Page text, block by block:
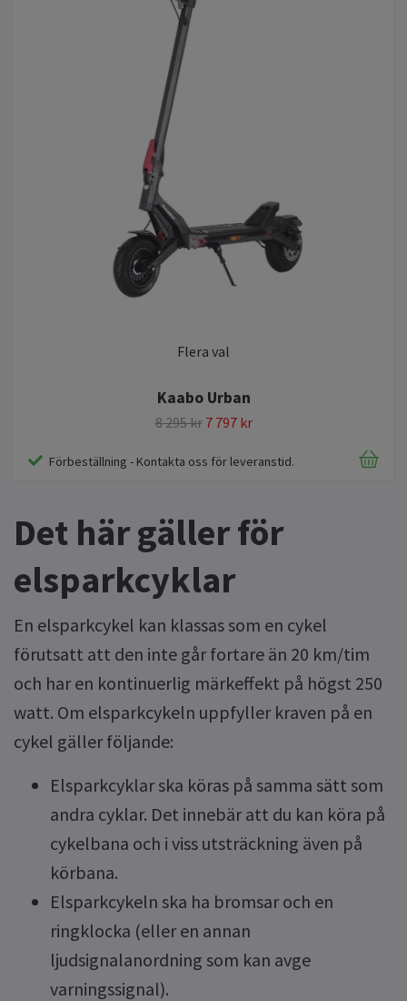
Flera val
Kaabo Urban
8 295 kr 7 797 kr
Förbeställning - Kontakta oss för leveranstid.
Det här gäller för
elsparkcyklar
En elsparkcykel kan klassas som en cykel
förutsatt att den inte går fortare än 20 km/tim
och har en kontinuerlig märkeffekt på högst 250
watt. Om elsparkcykeln uppfyller kraven på en
cykel gäller följande:
Elsparkcyklar ska köras på samma sätt som
andra cyklar. Det innebär att du kan köra på
cykelbana och i viss utsträckning även på
körbana.
Elsparkcykeln ska ha bromsar och en
ringklocka (eller en annan
ljudsignalanordning som kan avge
varningssignal).